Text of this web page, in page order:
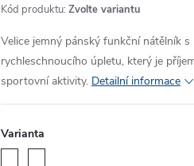
Kód produktu: Zvolte variantu
Velice jemný pánský funkční nátělník
rychleschnoucího úpletu, který je
sportovní aktivity. Detailní informace
Varianta